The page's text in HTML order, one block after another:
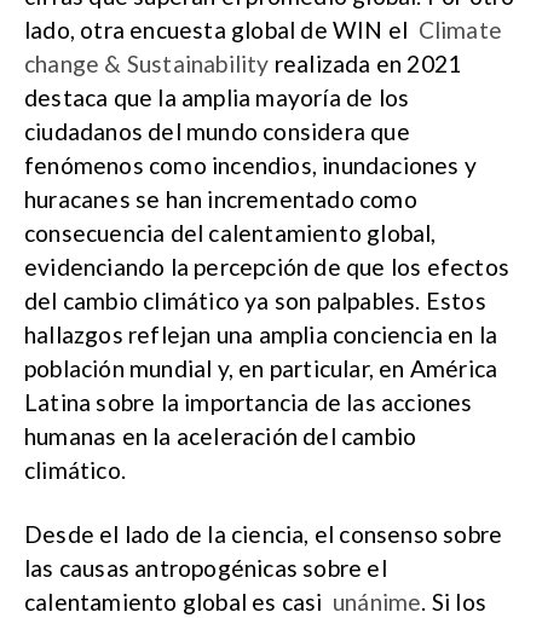
lado, otra encuesta global de WIN el Climate
change & Sustainability realizada en 2021
destaca que la amplia mayoría de los
ciudadanos del mundo considera que
fenómenos como incendios, inundaciones y
huracanes se han incrementado como
consecuencia del calentamiento global,
evidenciando la percepción de que los efectos
del cambio climático ya son palpables. Estos
hallazgos reflejan una amplia conciencia en la
población mundial y, en particular, en América
Latina sobre la importancia de las acciones
humanas en la aceleración del cambio
climático.
Desde el lado de la ciencia, el consenso sobre
las causas antropogénicas sobre el
calentamiento global es casi unánime. Si los